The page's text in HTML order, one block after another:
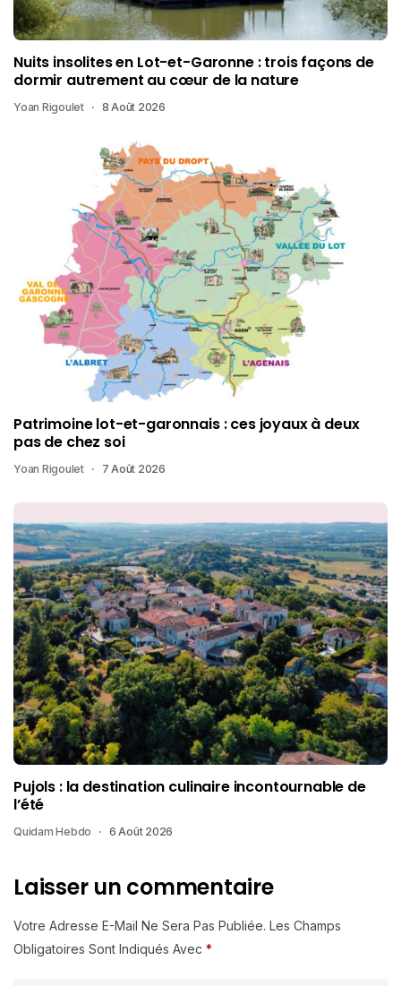
Nuits insolites en Lot-et-Garonne : trois façons de
dormir autrement au cœur de la nature
Yoan Rigoulet 8 Août 2026
Patrimoine lot-et-garonnais : ces joyaux à deux
pas de chez soi
Yoan Rigoulet 7 Août 2026
Pujols : la destination culinaire incontournable de
l’été
Quidam Hebdo 6 Août 2026
Laisser un commentaire
Votre Adresse E-Mail Ne Sera Pas Publiée. Les Champs
Obligatoires Sont Indiqués Avec *